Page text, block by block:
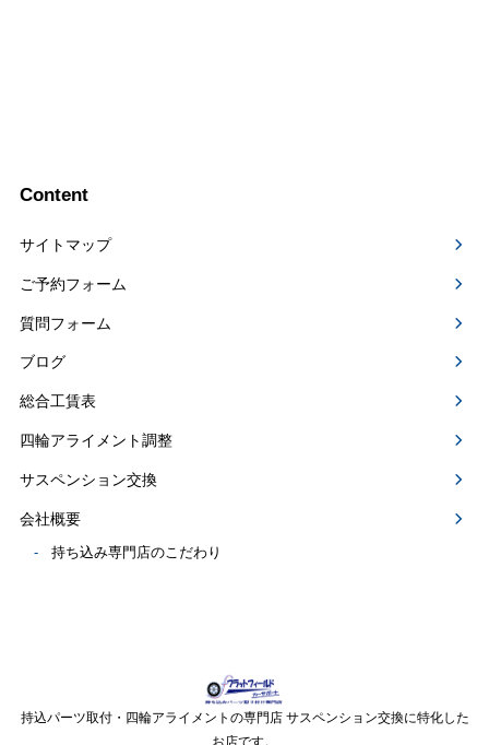
Content
サイトマップ
ご予約フォーム
質問フォーム
ブログ
総合工賃表
四輪アライメント調整
サスペンション交換
会社概要
持ち込み専門店のこだわり
持込パーツ取付・四輪アライメントの専門店 サスペンション交換に特化した
お店です。